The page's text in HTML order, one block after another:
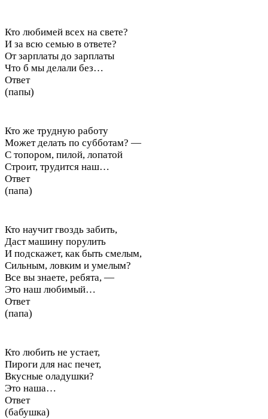
Кто любимей всех на свете?
И за всю семью в ответе?
От зарплаты до зарплаты
Что б мы делали без…
Ответ
(папы)
Кто же трудную работу
Может делать по субботам? —
С топором, пилой, лопатой
Строит, трудится наш…
Ответ
(папа)
Кто научит гвоздь забить,
Даст машину порулить
И подскажет, как быть смелым,
Сильным, ловким и умелым?
Все вы знаете, ребята, —
Это наш любимый…
Ответ
(папа)
Кто любить не устает,
Пироги для нас печет,
Вкусные оладушки?
Это наша…
Ответ
(бабушка)